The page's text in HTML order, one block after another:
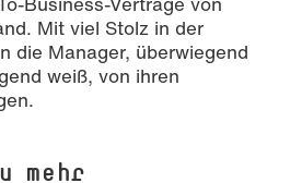
Mit viel Stolz in der
die Manager, überwiegend
weiß, von ihren
mehr